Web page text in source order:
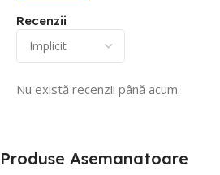
Recenzii
Nu există recenzii până acum.
Produse Asemanatoare